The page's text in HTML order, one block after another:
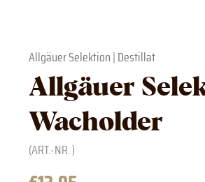
Allgäuer Selektion|Destillat
Allgäuer
Wacholder
(ART.-NR.)